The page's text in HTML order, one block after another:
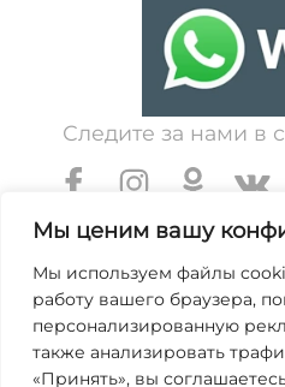
Мы ценим вашу
Мы используем файлы
работу вашего браузера,
персонализированную
также анализировать
«Принять», вы
Следите за нами в
УНП 600203065.
регистрации № 364 от
Минским областным